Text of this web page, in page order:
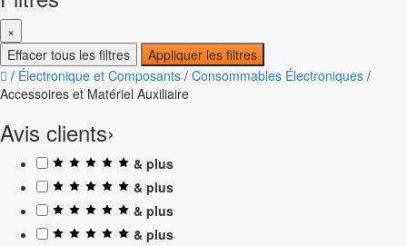
×
Effacer tous les filtres
Appliquer les filtres
/ Électronique et Composants / Consommables Électroniques /
Accessoires et Matériel Auxiliaire
Avis clients›
& plus
& plus
& plus
& plus